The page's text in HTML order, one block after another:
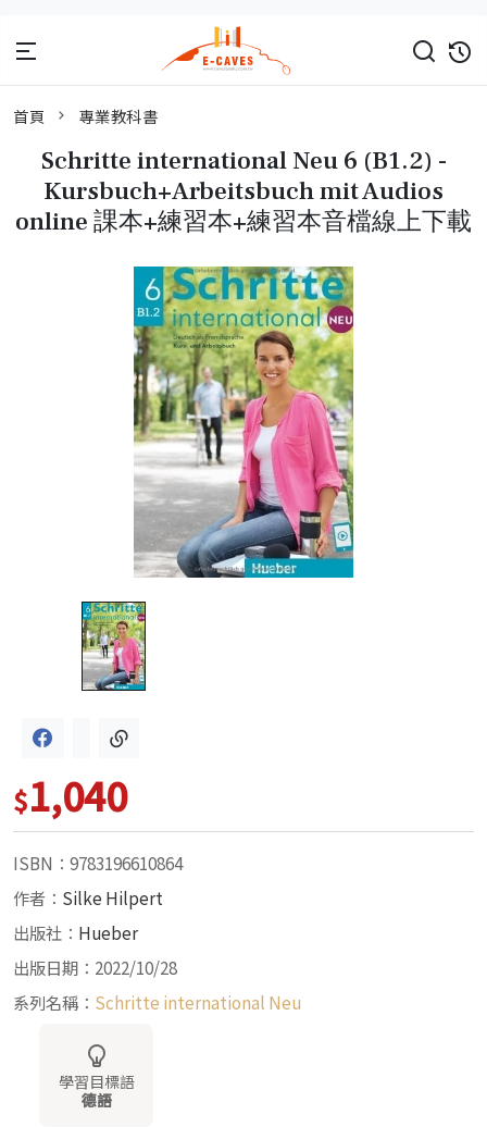
首頁 專業教科書
Schritte international Neu 6 (B1.2) -
Kursbuch+Arbeitsbuch mit Audios
online 課本+練習本+練習本音檔線上下載
$1,040
ISBN：9783196610864
作者： Silke Hilpert
出版社： Hueber
出版日期：2022/10/28
系列名稱： Schritte international Neu
學習目標語
德語